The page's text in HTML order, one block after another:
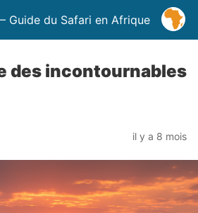
Guide du Safari en Afrique
des incontournables
il y a 8 mois